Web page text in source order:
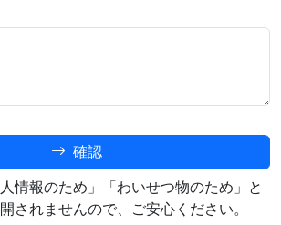
確認
情報のため」「わいせつ物のため」と
されませんので、ご安心ください。